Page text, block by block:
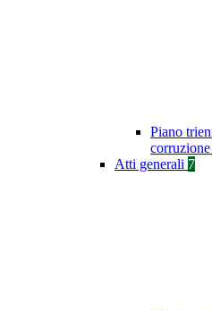
Piano
Atti generali 7